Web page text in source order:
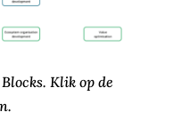
Klik op de